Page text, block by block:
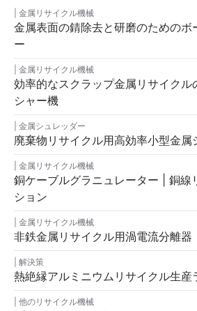
金属リサイクル機械
金属表面の錆除去と研磨のためのボ
ー
金属リサイクル機械
効率的なスクラップ金属リサイクル
シャー機
金属シュレッダー
廃棄物リサイクル用高効率小型金属
金属リサイクル機械
銅ケーブルグラニュレーター | 銅線
ション
金属リサイクル機械
非鉄金属リサイクル用渦電流分離器
解決策
熱絶縁アルミニウムリサイクル生産
他のリサイクル機械